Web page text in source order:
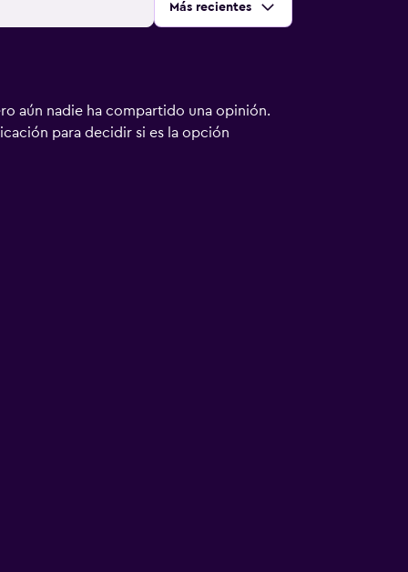
Ordenar por:
Más recientes
aún nadie ha compartido una opinión.
para decidir si es la opción